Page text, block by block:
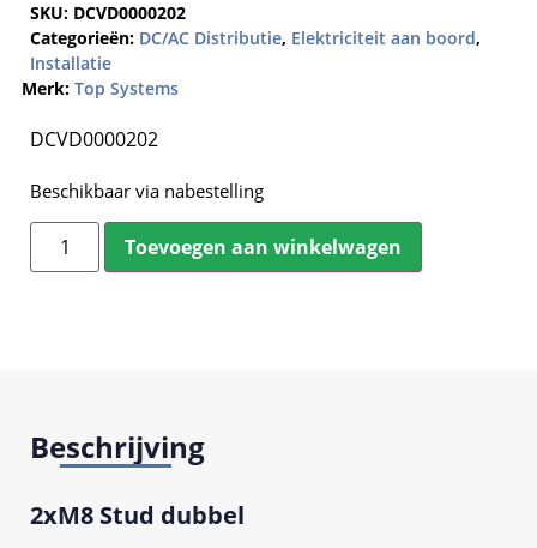
SKU: DCVD0000202
Categorieën: DC/AC Distributie, Elektriciteit aan boord,
Installatie
Merk: Top Systems
DCVD0000202
Beschikbaar via nabestelling
Toevoegen aan winkelwagen
Beschrijving
2xM8 Stud dubbel